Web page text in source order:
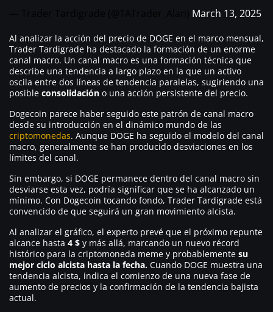
March 13, 2025
Al analizar la acción del precio de DOGE en el marco mensual,
Trader Tardigrade ha destacado la formación de un enorme
canal macro. Un canal macro es una formación técnica que
describe una tendencia a largo plazo en la que un activo
oscila entre dos líneas de tendencia paralelas, sugiriendo una
posible consolidación o una acción persistente del precio.
Dogecoin parece haber seguido este patrón de canal macro
desde su introducción en el dinámico mundo de las
criptomonedas. Aunque DOGE ha seguido el modelo del canal
macro, generalmente se han producido desviaciones en los
límites del canal.
Sin embargo, si DOGE permanece dentro del canal macro sin
desviarse esta vez, podría significar que se ha alcanzado un
mínimo. Con Dogecoin tocando fondo, Trader Tardigrade está
convencido de que seguirá un gran movimiento alcista.
Al analizar el gráfico, el experto prevé que el próximo repunte
alcance hasta 4 $ y más allá, marcando un nuevo récord
histórico para la criptomoneda meme y probablemente su
mejor ciclo alcista hasta la fecha. Cuando DOGE muestra una
tendencia alcista, indica el comienzo de una nueva fase de
aumento de precios y la confirmación de la tendencia bajista
actual.